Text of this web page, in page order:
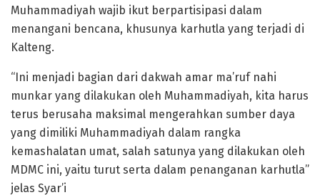
Muhammadiyah wajib ikut berpartisipasi dalam
menangani bencana, khusunya karhutla yang terjadi di
Kalteng.
“Ini menjadi bagian dari dakwah amar ma’ruf nahi
munkar yang dilakukan oleh Muhammadiyah, kita harus
terus berusaha maksimal mengerahkan sumber daya
yang dimiliki Muhammadiyah dalam rangka
kemashalatan umat, salah satunya yang dilakukan oleh
MDMC ini, yaitu turut serta dalam penanganan karhutla”
jelas Syar’i